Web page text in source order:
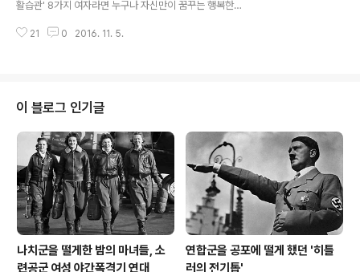
가 물씬 나는 듯 해요. 물론 기분 탓이겠죠?! ㅎㅎㅎ 산타 햇
다크 모카는핑크색 휘핑이 올려져 있어서 맛이 궁금했어
활습관' 8가지 여자라면 누구나 자신만이 꿈꾸는 행복한
연애 후 결혼해 아이를 낳아 평범하게 사는 것. 하지만 서로
결혼생활에 지칠지도 모르는 일입니다. 하지만 '이런' 습관
을 가진 남자라면 당신과 거의 다투지 않고 배려해주며 행
복한 결혼생활을 만들어 갈 것인데요.행복한 결혼생활을
만들어줄 남자들이 가지고 있다는 생활습관 8가지를 소개
할게요.주위에 이런 남자가 있다면 절대 놓치지 마세욥! ^^
1. 자신의 일상을 얘기한다남자가 자신..
21 0 2016. 11. 5.
이 블로그 인기글
나치군을 떨게한 밤의 마녀들, 소
련공군 여성 야간폭격기 연대
연합군을 공포에 떨게 했던 '히틀
러의 전기톱'